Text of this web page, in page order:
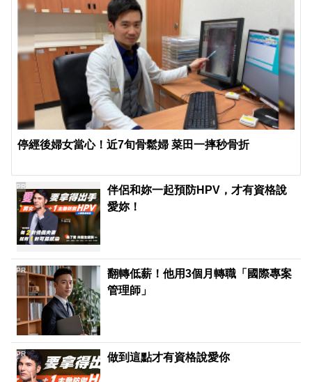
停經後婦女當心！近7旬骨鬆婦 菜田一摔秒骨折
伴侶和妳一起預防HPV，才有資格說
愛妳！
PR
翻轉低薪！他用3個月轉職「國際專案
管理師」
PR
做到這點才有資格說愛你
PR